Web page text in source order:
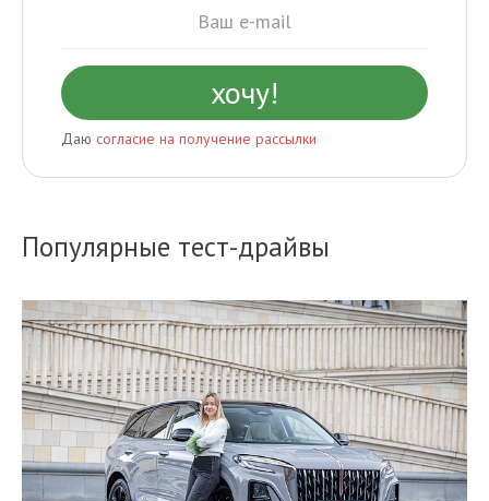
Даю согласие на получение рассылки
Популярные тест-драйвы